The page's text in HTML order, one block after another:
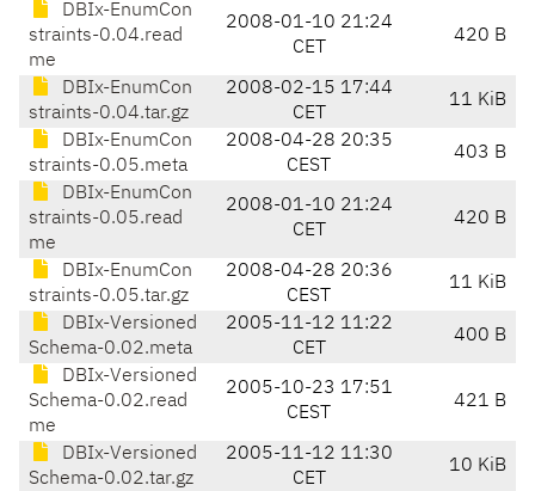
DBIx-EnumCon
straints-0.04.read
me
2008-01-10 21:24
CET
420 B
DBIx-EnumCon
straints-0.04.tar.gz
2008-02-15 17:44
CET
11 KiB
DBIx-EnumCon
straints-0.05.meta
2008-04-28 20:35
CEST
403 B
DBIx-EnumCon
straints-0.05.read
me
2008-01-10 21:24
CET
420 B
DBIx-EnumCon
straints-0.05.tar.gz
2008-04-28 20:36
CEST
11 KiB
DBIx-Versioned
Schema-0.02.meta
2005-11-12 11:22
CET
400 B
DBIx-Versioned
Schema-0.02.read
me
2005-10-23 17:51
CEST
421 B
DBIx-Versioned
Schema-0.02.tar.gz
2005-11-12 11:30
CET
10 KiB